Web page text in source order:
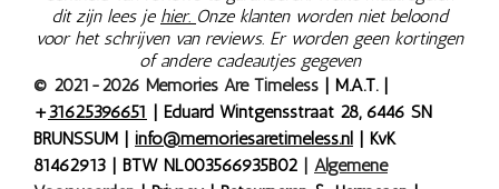
dit zijn lees je hier. Onze klanten worden niet beloond
voor het schrijven van reviews. Er worden geen kortingen
of andere cadeautjes gegeven
© 2021-2026 Memories Are Timeless | M.A.T. |
+31625396651 | Eduard Wintgensstraat 28, 6446 SN
BRUNSSUM | info@memoriesaretimeless.nl | KvK
81462913 | BTW NL003566935B02 | Algemene